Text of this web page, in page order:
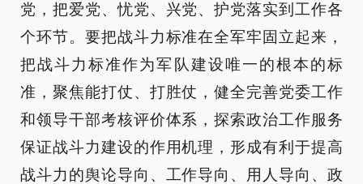
党，把爱党、忧党、兴党、护党落实到工作各
个环节。要把战斗力标准在全军牢固立起来，
把战斗力标准作为军队建设唯一的根本的标
准，聚焦能打仗、打胜仗，健全完善党委工作
和领导干部考核评价体系，探索政治工作服务
保证战斗力建设的作用机理，形成有利于提高
战斗力的舆论导向、工作导向、用人导向、政